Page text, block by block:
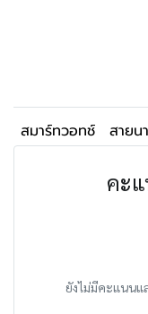
สมาร์ทวอทช์ สายน
คะ
ยังไม่มีคะแนนแ